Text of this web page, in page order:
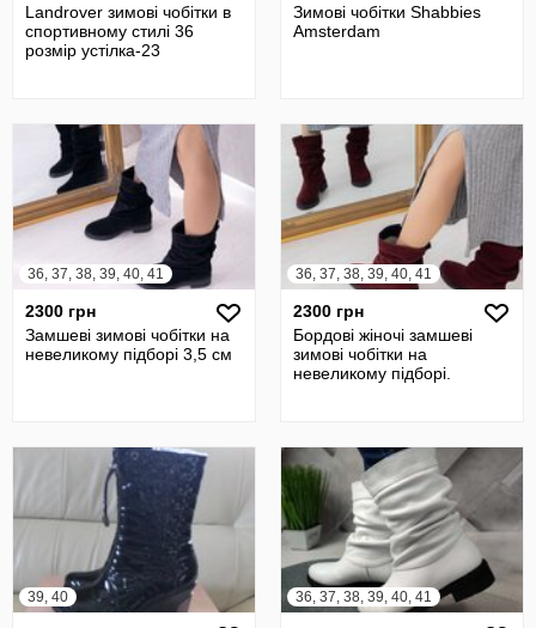
Landrover зимові чобітки в
спортивному стилі 36
розмір устілка-23
Зимові чобітки Shabbies
Amsterdam
36, 37, 38, 39, 40, 41
2300 грн
Замшеві зимові чобітки на
невеликому підборі 3,5 см
36, 37, 38, 39, 40, 41
2300 грн
Бордові жіночі замшеві
зимові чобітки на
невеликому підборі.
39, 40 36, 37, 38, 39, 40, 41